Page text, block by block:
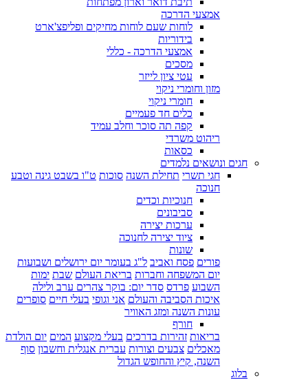
אמצעי הדרכה
לוחות שעם לוחות מחיקים ופליפצ'ארט
בידוריות
אמצעי הדרכה - כללי
מסכים
עטי ציון לייזר
מזון וחומרי ניקוי
חומרי ניקוי
כלים חד פעמיים
קפה תה סוכר וחלב עמיד
ריהוט משרדי
כסאות
חגים ונושאים נלמדים
חגי תשרי תחילת השנה סוכות ט"ו בשבט גינה וטבע
חנוכה
חנוכיות וכדים
סביבונים
ערכות יצירה
ציוד יצירה לחנוכה
שונות
פורים פסח ואביב ל"ג בעומר יום ירושלים ושבועות
יום המשפחה וחברות בריאת העולם שבת ימות
השבוע פרדס סדר יום: בוקר צהרים ערב ולילה
איכות הסביבה והעולם אני וגופי בעלי חיים סופרים
עונות השנה ומזג האוויר
חורף
בריאות זהירות בדרכים בעלי מקצוע המים יום הולדת
מאכלים צבעים וצורות עברית אנגלית וחשבון סוף
השנה, קיץ והחופש הגדול
בלוג